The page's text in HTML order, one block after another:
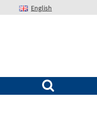
English
Suchen nach: